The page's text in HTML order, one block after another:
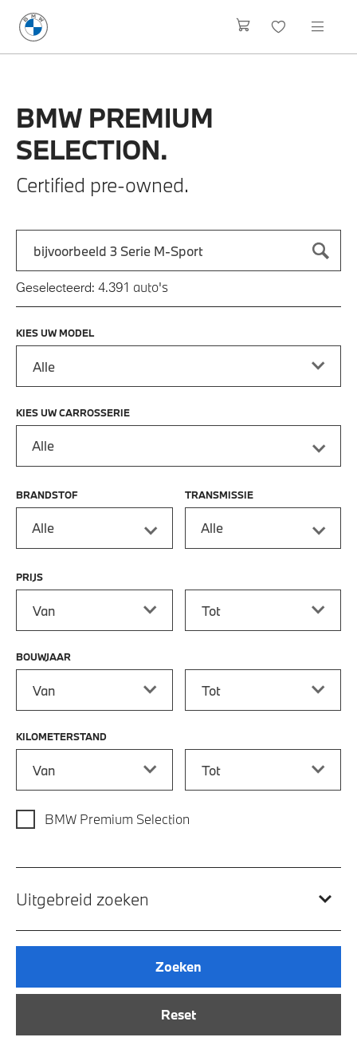
BMW PREMIUM
SELECTION.
Certified pre-owned.
Zoek naar een automodel, bijvoorbeeld 3 Serie M-Sport
Typ een automodel in en druk op enter om te zoeken
Geselecteerd: 4.391 auto's
KIES UW MODEL
KIES UW CARROSSERIE
Alle
BRANDSTOF
Alle
TRANSMISSIE
Alle
PRIJS
BOUWJAAR
KILOMETERSTAND
BMW Premium Selection
Uitgebreid zoeken
Reset
Zoeken